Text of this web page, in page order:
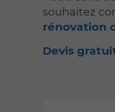
souhaitez
rénovation
Devis